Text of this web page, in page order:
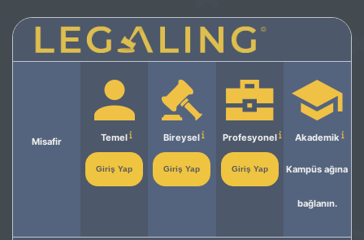
Misafir Temel
Giriş Yap
Bireysel
Giriş Yap
Profesyonel
Giriş Yap
Akademik
Kampüs ağına
bağlanın.